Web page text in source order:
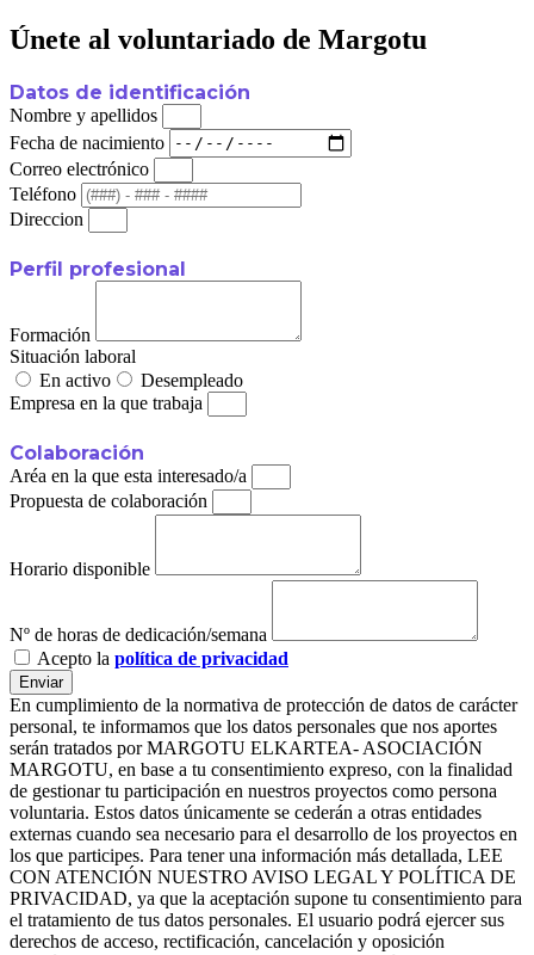
Únete al voluntariado de Margotu
Datos de identificación
Nombre y apellidos
Fecha de nacimiento
Correo electrónico
Teléfono
Direccion
Perfil profesional
Formación
Situación laboral
En activo
Desempleado
Empresa en la que trabaja
Colaboración
Aréa en la que esta interesado/a
Propuesta de colaboración
Horario disponible
Nº de horas de dedicación/semana
Acepto la política de privacidad
Enviar
En cumplimiento de la normativa de protección de datos de carácter
personal, te informamos que los datos personales que nos aportes
serán tratados por MARGOTU ELKARTEA- ASOCIACIÓN
MARGOTU, en base a tu consentimiento expreso, con la finalidad
de gestionar tu participación en nuestros proyectos como persona
voluntaria. Estos datos únicamente se cederán a otras entidades
externas cuando sea necesario para el desarrollo de los proyectos en
los que participes. Para tener una información más detallada, LEE
CON ATENCIÓN NUESTRO AVISO LEGAL Y POLÍTICA DE
PRIVACIDAD, ya que la aceptación supone tu consentimiento para
el tratamiento de tus datos personales. El usuario podrá ejercer sus
derechos de acceso, rectificación, cancelación y oposición